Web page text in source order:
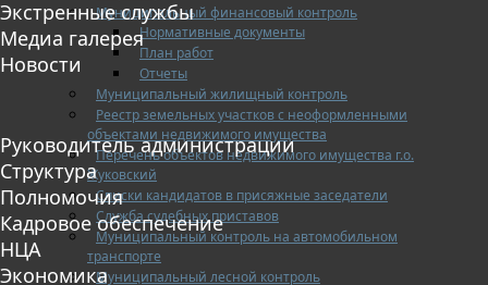
Муниципальный финансовый контроль
Нормативные документы
План работ
Отчеты
Муниципальный жилищный контроль
Реестр земельных участков с неоформленными
объектами недвижимого имущества
Перечень объектов недвижимого имущества г.о.
Жуковский
Списки кандидатов в присяжные заседатели
Служба судебных приставов
Муниципальный контроль на автомобильном
транспорте
Муниципальный лесной контроль
Экстренные службы
Медиа галерея
Новости
Руководитель администрации
Структура
Полномочия
Кадровое обеспечение
НЦА
Экономика